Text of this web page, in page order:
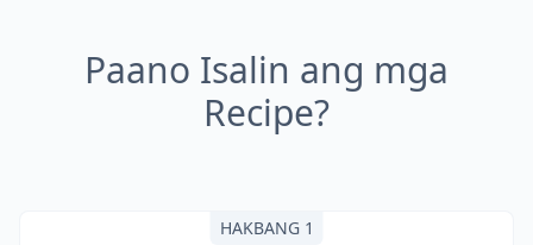
Paano Isalin ang mga
Recipe?
HAKBANG 1